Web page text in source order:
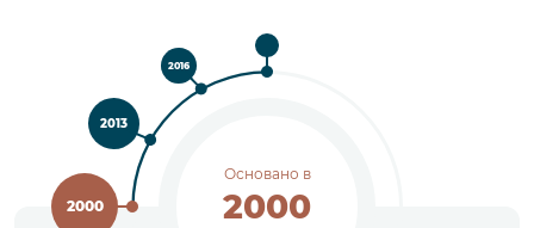
2000
2013
2016
Основано в
2000